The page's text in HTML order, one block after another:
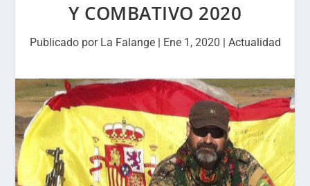
Y COMBATIVO 2020
Publicado por La Falange| Ene 1, 2020 | Actualidad